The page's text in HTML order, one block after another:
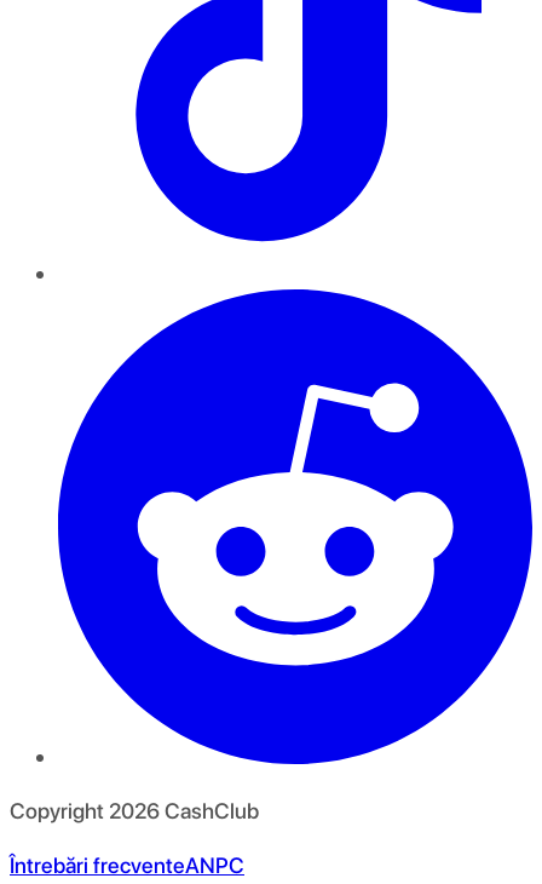
Copyright 2026CashClub
Întrebări frecventeANPC